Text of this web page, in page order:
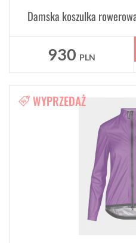
930 PLN
WYPRZEDAŻ